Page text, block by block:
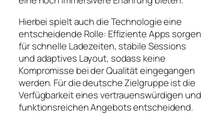
Hierbei spielt auch die Technologie eine
entscheidende Rolle: Effiziente Apps sorgen
für schnelle Ladezeiten, stabile Sessions
und adaptives Layout, sodass keine
Kompromisse bei der Qualität eingegangen
werden. Für die deutsche Zielgruppe ist die
Verfügbarkeit eines vertrauenswürdigen und
funktionsreichen Angebots entscheidend.